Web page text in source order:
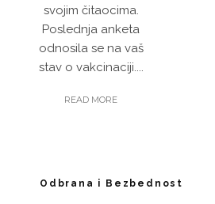
svojim čitaocima.
Poslednja anketa
odnosila se na vaš
stav o vakcinaciji....
READ MORE
Odbrana i Bezbednost